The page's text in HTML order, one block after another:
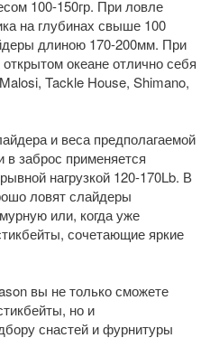
100-150гр. При ловле
на глубинах свыше 100
длиною 170-200мм. При
океане отлично себя
Tackle House, Shimano,
и веса предполагаемой
заброс применяется
нагрузкой 120-170Lb. В
ловят слайдеры
или, когда уже
сочетающие яркие
вы не только сможете
но и
снастей и фурнитуры